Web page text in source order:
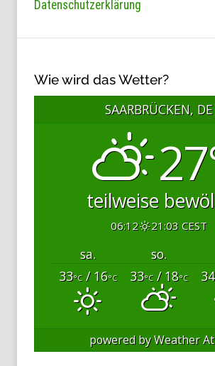
Datenschutzerklärung
Wie wird das Wetter?
SAARBRÜCKEN, DE
teilweise
06:12 21:03 CEST
sa. so.
33°C/ 16°C 33°C/ 18°C 34
powered byWeather